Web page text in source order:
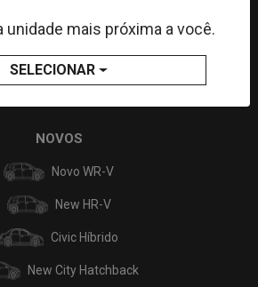
NOVOS
Novo WR-V
New HR-V
Civic Híbrido
New City Hatchback
unidade mais próxima a você.
SELECIONAR